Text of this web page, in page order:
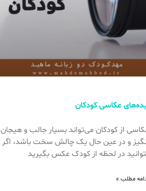
عکاسی کودکان
از کودکان می‌تواند بسیار جالب و هیجان
و در عین حال یک چالش سخت باشد، اگر
در لحظه از کودک عکس بگیرید
مطلب »